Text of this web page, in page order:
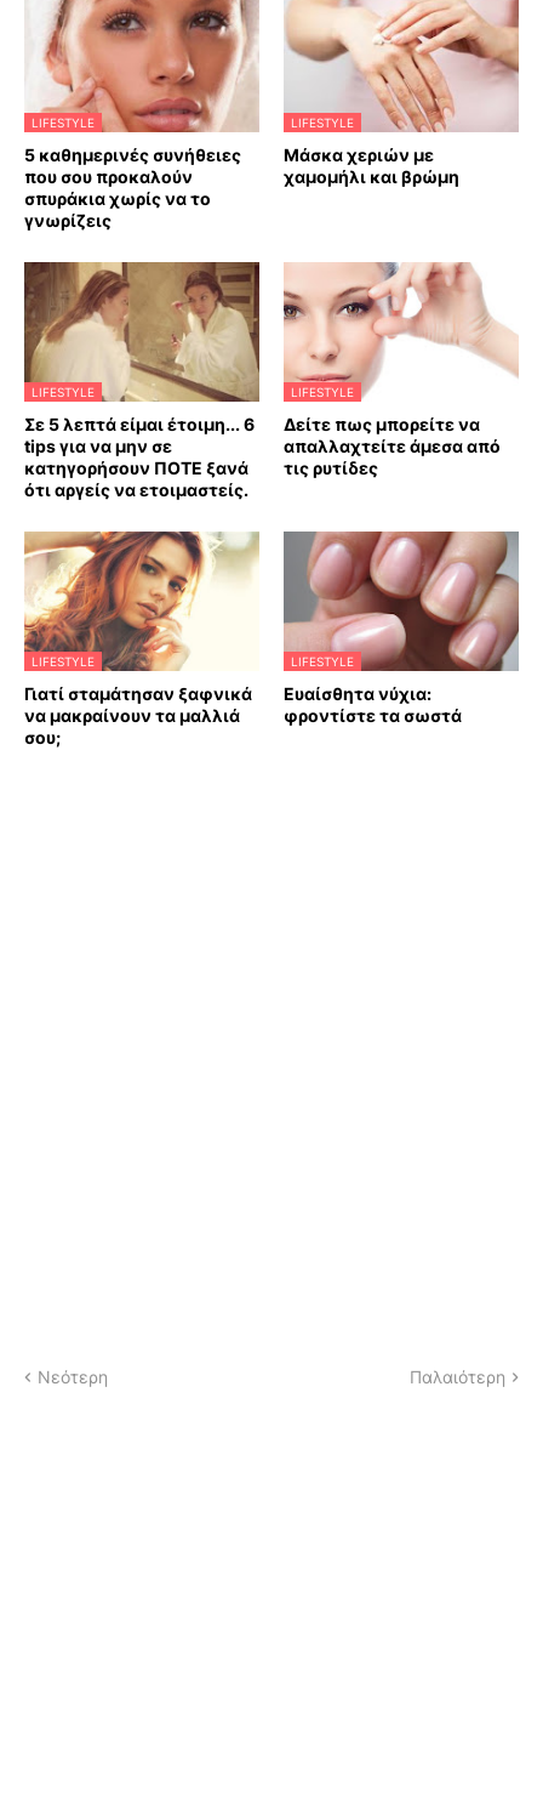
LIFESTYLE
5 καθημερινές συνήθειες
που σου προκαλούν
σπυράκια χωρίς να το
γνωρίζεις
LIFESTYLE
Mάσκα χεριών με
χαμομήλι και βρώμη
LIFESTYLE
Σε 5 λεπτά είμαι έτοιμη... 6
tips για να μην σε
κατηγορήσουν ΠΟΤΕ ξανά
ότι αργείς να ετοιμαστείς.
LIFESTYLE
Δείτε πως μπορείτε να
απαλλαχτείτε άμεσα από
τις ρυτίδες
LIFESTYLE
Γιατί σταμάτησαν ξαφνικά
να μακραίνουν τα μαλλιά
σου;
LIFESTYLE
Ευαίσθητα νύχια:
φροντίστε τα σωστά
Νεότερη Παλαιότερη